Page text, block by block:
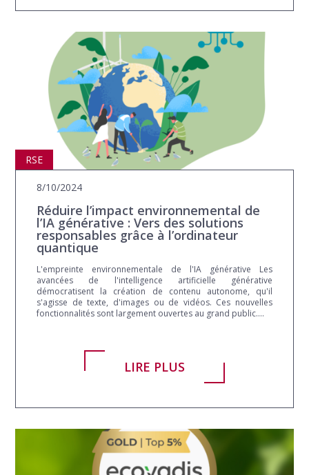
Réduire l’impact environnemental de
l’IA générative : Vers des solutions
responsables grâce à l’ordinateur
quantique
8/10/2024
RSE
L'empreinte environnementale de l'IA générative Les
avancées de l'intelligence artificielle générative
démocratisent la création de contenu autonome, qu'il
s'agisse de texte, d'images ou de vidéos. Ces nouvelles
fonctionnalités sont largement ouvertes au grand public....
LIRE PLUS